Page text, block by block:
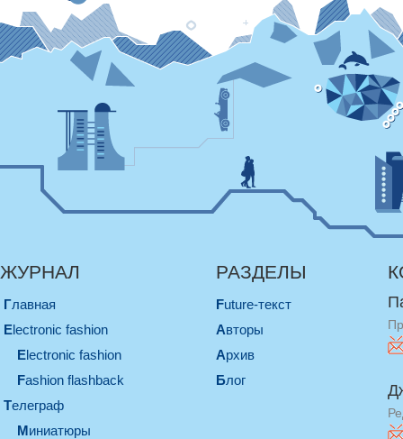
ЖУРНАЛ
Главная
electronic fashion
electronic fashion
Fashion flashback
телеграф
миниатюры
РАЗДЕЛЫ
Future-текст
Авторы
Архив
Блог